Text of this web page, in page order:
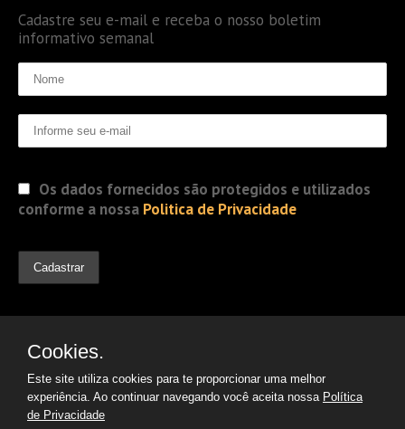
Cadastre seu e-mail e receba o nosso boletim
informativo semanal
Os dados fornecidos são protegidos e utilizados
conforme a nossa Politica de Privacidade
Cookies.
Este site utiliza cookies para te proporcionar uma melhor
experiência. Ao continuar navegando você aceita nossa Política
de Privacidade